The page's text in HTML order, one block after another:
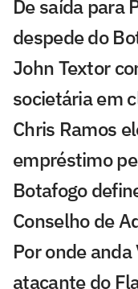
De saída para
despede do
John Textor
societária em
Chris Ramos
empréstimo
Botafogo
Conselho de
Por onde
atacante do